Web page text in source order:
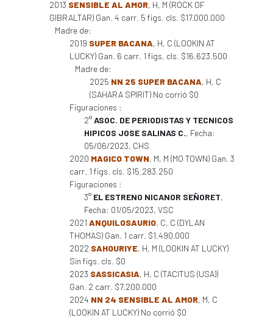
2013 SENSIBLE AL AMOR, H, M (ROCK OF
GIBRALTAR) Gan. 4 carr. 5 figs. cls. $17.000.000
Madre de:
2019 SUPER BACANA, H, C (LOOKIN AT
LUCKY) Gan. 6 carr. 1 figs. cls. $16.623.500
Madre de:
2025 NN 25 SUPER BACANA, H, C
(SAHARA SPIRIT) No corrió $0
Figuraciones :
2°ASOC. DE PERIODISTAS Y TECNICOS
HIPICOS JOSE SALINAS C., Fecha:
05/06/2023, CHS
2020 MAGICO TOWN, M, M (MO TOWN) Gan. 3
carr. 1 figs. cls. $15.283.250
Figuraciones :
3° EL ESTRENO NICANOR SEÑORET,
Fecha: 01/05/2023, VSC
2021 ANQUILOSAURIO, C, C (DYLAN
THOMAS) Gan. 1 carr. $1.490.000
2022 SAHOURIYE, H, M (LOOKIN AT LUCKY)
Sin figs. cls. $0
2023 SASSICASIA, H, C (TACITUS (USA))
Gan. 2 carr. $7.200.000
2024 NN 24 SENSIBLE AL AMOR, M, C
(LOOKIN AT LUCKY) No corrió $0